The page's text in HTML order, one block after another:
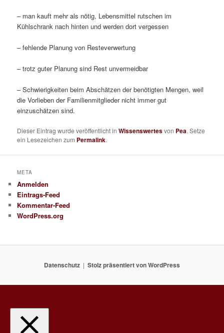
– man kauft mehr als nötig, Lebensmittel rutschen im
Kühlschrank nach hinten und werden dort vergessen
– fehlende Planung von Resteverwertung
– trotz guter Planung sind Rest unvermeidbar
– Schwierigkeiten beim Abschätzen der benötigten Mengen, weil
die Vorlieben der Familienmitglieder nicht immer gut
einzuschätzen sind.
Dieser Eintrag wurde veröffentlicht inWissenswertesvon Pea. Setze
ein Lesezeichen zum Permalink.
META
Anmelden
Eintrags-Feed
Kommentar-Feed
WordPress.org
Datenschutz Stolz präsentiert von WordPress